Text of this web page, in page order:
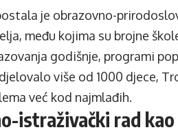
je obrazovno-
među kojima su brojne
godišnje, programi
više od 1000 djece,
već kod najmlađih.
istraživački rad